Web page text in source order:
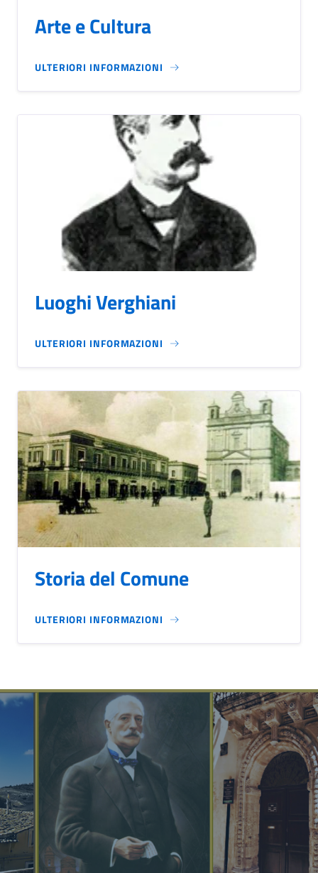
Arte e Cultura
ULTERIORI INFORMAZIONI
Luoghi Verghiani
ULTERIORI INFORMAZIONI
Storia del Comune
ULTERIORI INFORMAZIONI